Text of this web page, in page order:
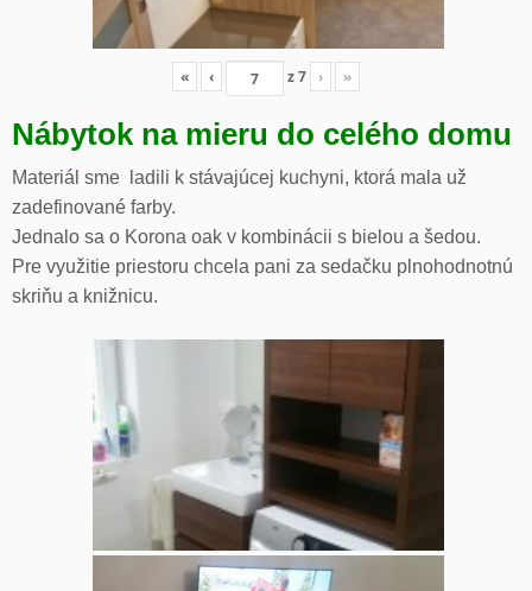
« ‹ z7 › »
Nábytok na mieru do celého domu
Materiál sme ladili k stávajúcej kuchyni, ktorá mala už
zadefinované farby.
Jednalo sa o Korona oak v kombinácii s bielou a šedou.
Pre využitie priestoru chcela pani za sedačku plnohodnotnú
skriňu a knižnicu.